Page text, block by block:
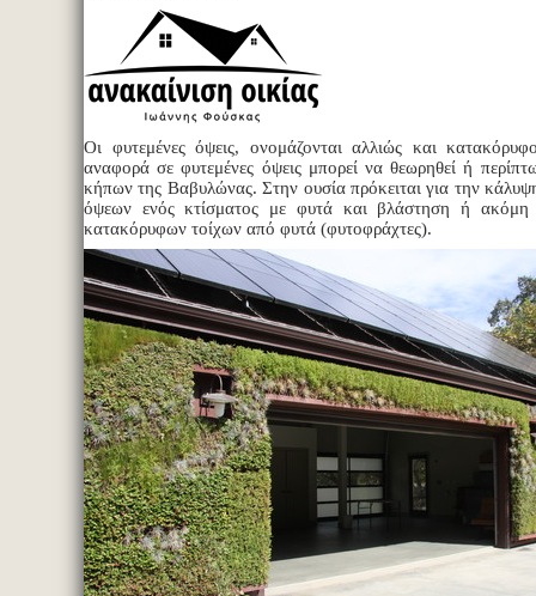
Οι φυτεμένες όψεις, ονομάζονται αλλιώς και
αναφορά σε φυτεμένες όψεις μπορεί να θεωρηθεί ή
κήπων της Βαβυλώνας. Στην ουσία πρόκειται για την
όψεων ενός κτίσματος με φυτά και βλάστηση ή ακόμη
κατακόρυφων τοίχων από φυτά (φυτοφράχτες).